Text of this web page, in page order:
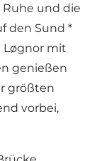
und die
den Sund *
Løgnor mit
genießen
größten
vorbei,